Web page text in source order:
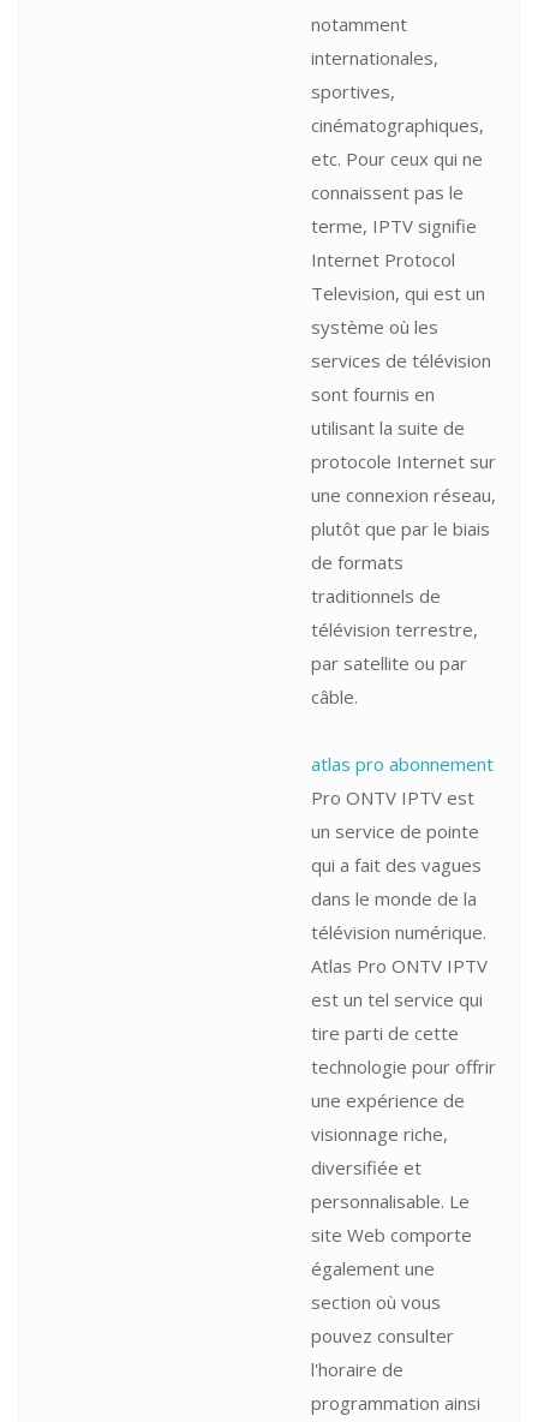
notamment
internationales,
sportives,
cinématographiques,
etc. Pour ceux qui ne
connaissent pas le
terme, IPTV signifie
Internet Protocol
Television, qui est un
système où les
services de télévision
sont fournis en
utilisant la suite de
protocole Internet sur
une connexion réseau,
plutôt que par le biais
de formats
traditionnels de
télévision terrestre,
par satellite ou par
câble.
atlas pro abonnement
Pro ONTV IPTV est
un service de pointe
qui a fait des vagues
dans le monde de la
télévision numérique.
Atlas Pro ONTV IPTV
est un tel service qui
tire parti de cette
technologie pour offrir
une expérience de
visionnage riche,
diversifiée et
personnalisable. Le
site Web comporte
également une
section où vous
pouvez consulter
l'horaire de
programmation ainsi